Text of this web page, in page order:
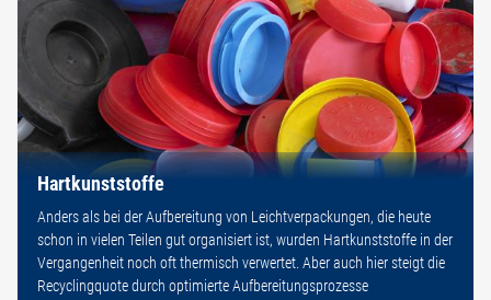
Hartkunststoffe
Anders als bei der Aufbereitung von Leichtverpackungen, die heute
schon in vielen Teilen gut organisiert ist, wurden Hartkunststoffe in der
Vergangenheit noch oft thermisch verwertet. Aber auch hier steigt die
Recyclingquote durch optimierte Aufbereitungsprozesse